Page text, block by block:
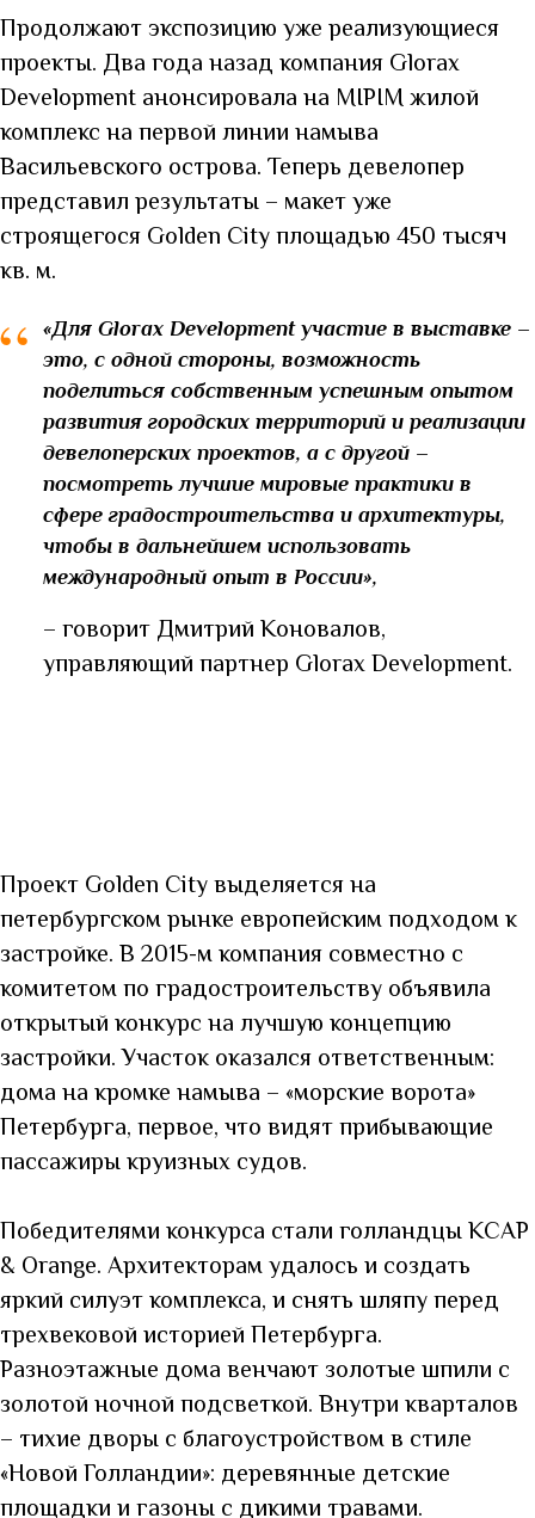
Продолжают экспозицию уже реализующиеся
проекты. Два года назад компания Glorax
Development анонсировала на MIPIM жилой
комплекс на первой линии намыва
Васильевского острова. Теперь девелопер
представил результаты – макет уже
строящегося Golden City площадью 450 тысяч
кв. м.
«Для Glorax Development участие в выставке –
это, с одной стороны, возможность
поделиться собственным успешным опытом
развития городских территорий и реализации
девелоперских проектов, а с другой –
посмотреть лучшие мировые практики в
сфере градостроительства и архитектуры,
чтобы в дальнейшем использовать
международный опыт в России»,
– говорит Дмитрий Коновалов,
управляющий партнер Glorax Development.
Проект Golden City выделяется на
петербургском рынке европейским подходом к
застройке. В 2015-м компания совместно с
комитетом по градостроительству объявила
открытый конкурс на лучшую концепцию
застройки. Участок оказался ответственным:
дома на кромке намыва – «морские ворота»
Петербурга, первое, что видят прибывающие
пассажиры круизных судов.
Победителями конкурса стали голландцы KCAP
& Orange. Архитекторам удалось и создать
яркий силуэт комплекса, и снять шляпу перед
трехвековой историей Петербурга.
Разноэтажные дома венчают золотые шпили с
золотой ночной подсветкой. Внутри кварталов
– тихие дворы с благоустройством в стиле
«Новой Голландии»: деревянные детские
площадки и газоны с дикими травами.